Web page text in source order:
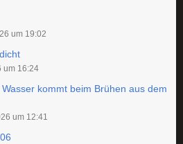
um 19:02
um 16:24
kommt beim Brühen aus dem
um 12:41